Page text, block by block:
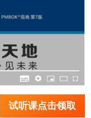
试听课点击领取